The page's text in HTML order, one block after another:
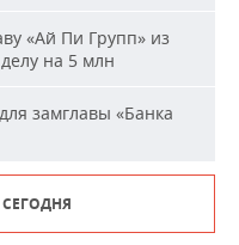
«Ай Пи Групп» из
на 5 млн
замглавы «Банка